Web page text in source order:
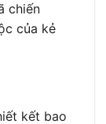
chiến
của kẻ
kết bao